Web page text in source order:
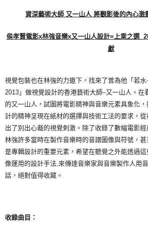
資深藝術大師 又一山人 將觀影後的內心激
侯孝賢電影x林強音樂x又一山人設計=上乘之選
獻
視覺包裝也在林強的力邀下，找來了曾為他「若
2013」做視覺設計的香港藝術大師–又一山人。在
的又一山人，試圖將電影精神與音樂元素具象化
計的精神呈現在紙材的選擇與技術工法的要求，
出了別出心裁的視覺刺激。除了收錄了數幅電影
林強許多當時在製作音樂時的音譜圖像與符號，
是專輯設計的重要元素，希望在聽覺之外能透過
像運用的設計手法,來傳達音樂家與音樂製作人用
話，絕對值得收藏。
收錄曲目：